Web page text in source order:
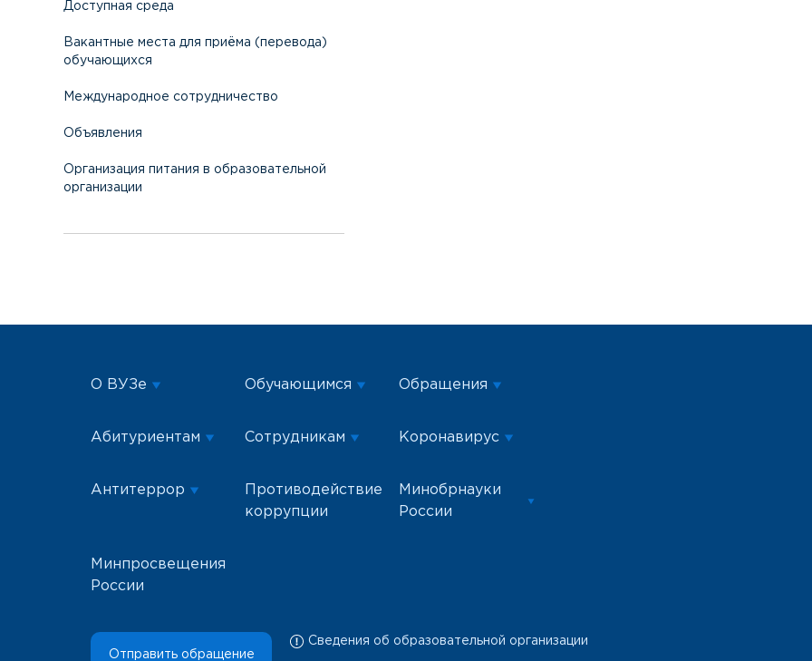
Доступная среда
Вакантные места для приёма (перевода)
обучающихся
Международное сотрудничество
Объявления
Организация питания в образовательной
организации
О ВУЗе Обучающимся Обращения
Абитуриентам Сотрудникам Коронавирус
Антитеррор
Противодействие
коррупции
Минобрнауки
России
Минпросвещения
России
Отправить обращение
Сведения об образовательной организации